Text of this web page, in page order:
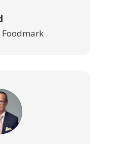
Foodmark